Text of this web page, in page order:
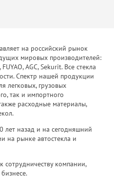
на российский рынок
мировых производителей:
AGC, Sekurit. Все стекла
Спектр нашей продукции
легковых, грузовых
так и импортного
расходные материалы,
назад и на сегодняшний
на рынке автостекла и
сотрудничеству компании,